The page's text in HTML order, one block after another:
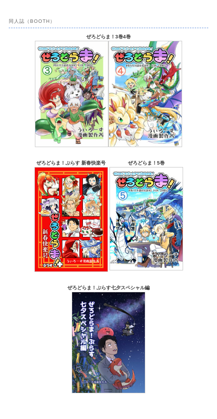
同人誌（BOOTH）
ぜろどらま！3巻4巻
ぜろどらま！ぷらす 新春快楽号 ぜろどらま！5巻
ぜろどらま！ぷらす七夕スペシャル編